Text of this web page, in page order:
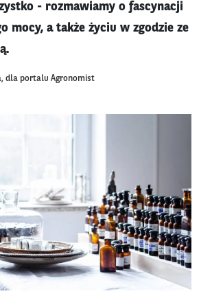
- rozmawiamy o fascynacji
mocy, a także życiu w zgodzie ze
dla portalu Agronomist